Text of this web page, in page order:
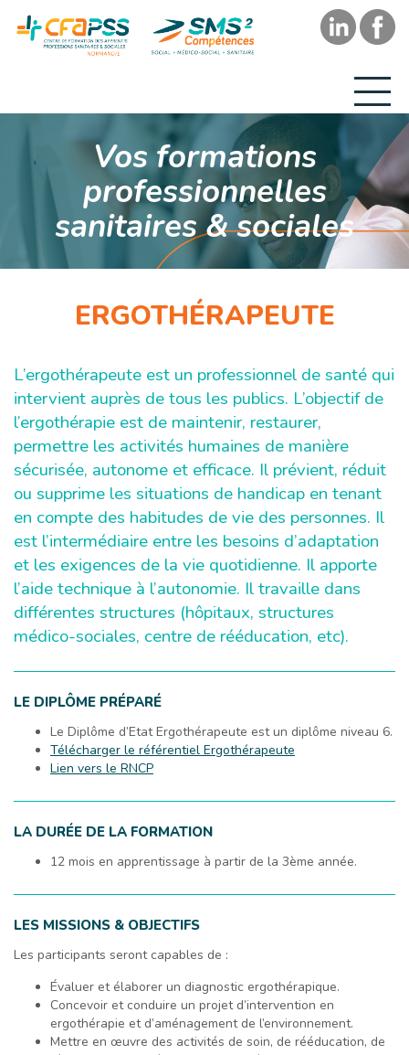
Vos formations
professionnelles
sanitaires & sociales
ERGOTHÉRAPEUTE
L’ergothérapeute est un professionnel de santé qui
intervient auprès de tous les publics. L’objectif de
l’ergothérapie est de maintenir, restaurer,
permettre les activités humaines de manière
sécurisée, autonome et efficace. Il prévient, réduit
ou supprime les situations de handicap en tenant
en compte des habitudes de vie des personnes. Il
est l’intermédiaire entre les besoins d’adaptation
et les exigences de la vie quotidienne. Il apporte
l’aide technique à l’autonomie. Il travaille dans
différentes structures (hôpitaux, structures
médico-sociales, centre de rééducation, etc).
LE DIPLÔME PRÉPARÉ
Le Diplôme d’Etat Ergothérapeute est un diplôme niveau 6.
Télécharger le référentiel Ergothérapeute
Lien vers le RNCP
LA DURÉE DE LA FORMATION
12 mois en apprentissage à partir de la 3ème année.
LES MISSIONS & OBJECTIFS
Les participants seront capables de :
Évaluer et élaborer un diagnostic ergothérapique.
Concevoir et conduire un projet d’intervention en
ergothérapie et d’aménagement de l’environnement.
Mettre en œuvre des activités de soin, de rééducation, de